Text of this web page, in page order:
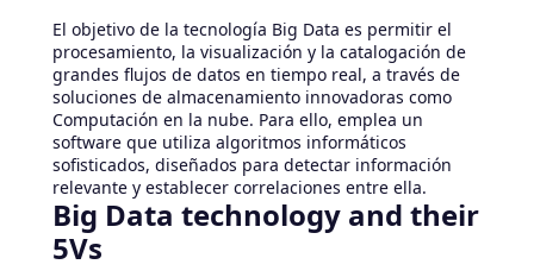
El objetivo de la tecnología Big Data es permitir el
procesamiento, la visualización y la catalogación de
grandes flujos de datos en tiempo real, a través de
soluciones de almacenamiento innovadoras como
Computación en la nube. Para ello, emplea un
software que utiliza algoritmos informáticos
sofisticados, diseñados para detectar información
relevante y establecer correlaciones entre ella.
Big Data technology and their
5Vs